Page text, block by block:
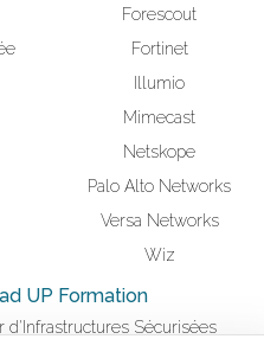
Forescout
Fortinet
Illumio
Mimecast
Netskope
Palo Alto Networks
Versa Networks
Wiz
UP Formation
d'Infrastructures Sécurisées